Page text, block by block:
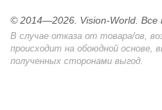
© 2014—2026. Vision-World. Все
В случае отказа от товара/ов,
происходит на обоюдной основе,
полученных сторонами выгод.